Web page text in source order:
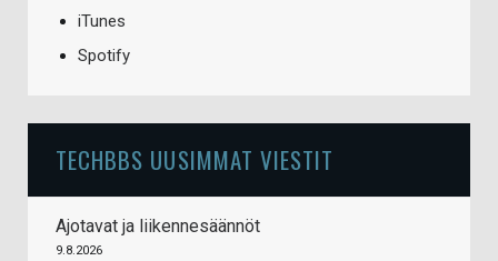
iTunes
Spotify
TECHBBS UUSIMMAT VIESTIT
Ajotavat ja liikennesäännöt
9.8.2026